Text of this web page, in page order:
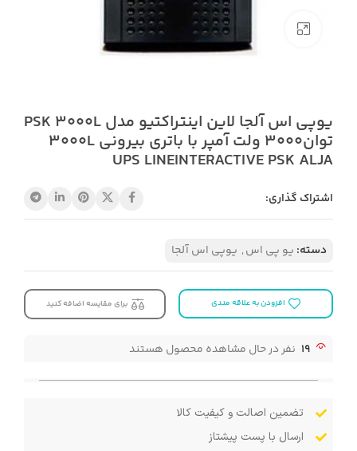
بزرگنمایی تصویر
یوپی اس آلجا لاین اینتراکتیو مدل PSK 3000L
توان3000 ولت آمپر با باتری بیرونی 3000L
UPS LINEINTERACTIVE PSK ALJA
اشتراک گذاری:
دسته: یو پی اس, یوپی اس آلجا
افزودن به علاقه مندی برای مقایسه اضافه کنید
19 نفر در حال مشاهده محصول هستند
تضمین اصالت و کیفیت کالا
ارسال با پست پیشتاز